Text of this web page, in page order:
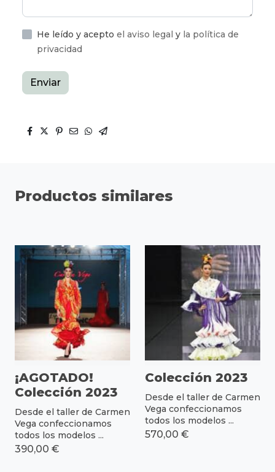
He leído y acepto el aviso legal y la política de
privacidad
Enviar
Productos similares
¡AGOTADO!
Colección 2023
Desde el taller de Carmen
Vega confeccionamos
todos los modelos ...
390,00 €
Colección 2023
Desde el taller de Carmen
Vega confeccionamos
todos los modelos ...
570,00 €